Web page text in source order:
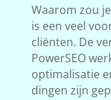
Waarom zou
is een veel
cliënten. De
PowerSEO
optimalisatie
dingen zijn